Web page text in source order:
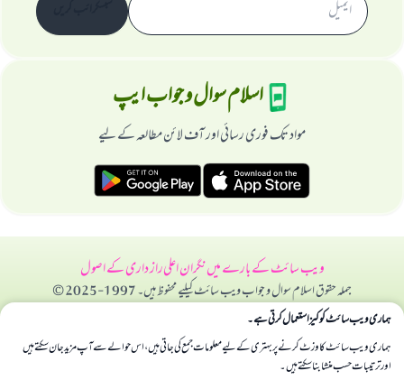
اسلام سوال و جواب ایپ
مواد تک فوری رسائی اور آف لائن مطالعہ کے لیے
ویب سائٹ کے بارے میںنگران اعلیراز داری کے اصول
جملہ حقوق اسلام سوال و جواب ویب سائٹ کیلیے محفوظ ہیں۔ 1997-2025 ©
ہماری ویب سائٹ کوکیز استعمال کرتی ہے۔
ہماری ویب سائٹ کا وزٹ کرنے پر بہتری کے لیے معلومات جمع کی جاتی ہیں، اس حوالے سے آپ مزید جان سکتے ہیں
اور ترتیبات حسب منشا بنا سکتے ہیں۔